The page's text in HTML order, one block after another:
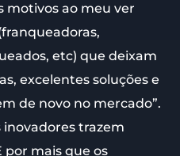
ao meu ver
etc) que deixam
excelentes soluções e
de novo no mercado”.
trazem
por mais que os